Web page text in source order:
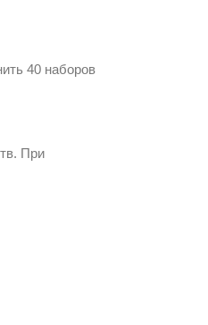
40 наборов
При